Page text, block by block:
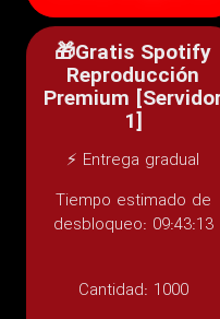
🎁Gratis Spotify
Reproducción
Premium
1]
⚡ Entrega gradual
Tiempo estimado de
desbloqueo: 09:43:13
Cantidad: 1000